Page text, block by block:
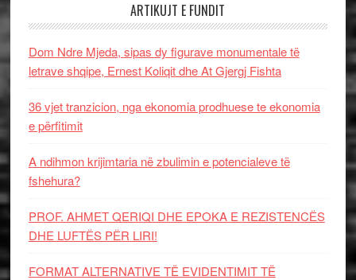
ARTIKUJT E FUNDIT
Dom Ndre Mjeda, sipas dy figurave monumentale të
letrave shqipe, Ernest Koliqit dhe At Gjergj Fishta
36 vjet tranzicion, nga ekonomia prodhuese te ekonomia
e përfitimit
A ndihmon krijimtaria në zbulimin e potencialeve të
fshehura?
PROF. AHMET QERIQI DHE EPOKA E REZISTENCЁS
DHE LUFTЁS PЁR LIRI!
FORMAT ALTERNATIVE TË EVIDENTIMIT TË